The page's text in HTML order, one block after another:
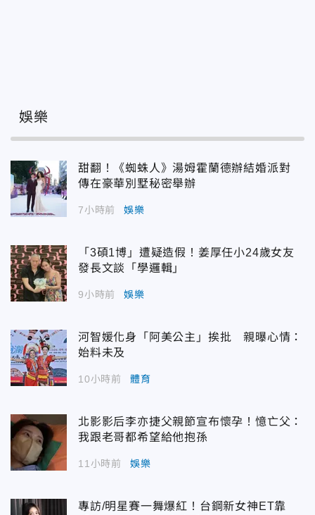
娛樂
甜翻！《蜘蛛人》湯姆霍蘭德辦結婚派對
傳在豪華別墅秘密舉辦
7小時前 娛樂
「3碩1博」遭疑造假！姜厚任小24歲女友
發長文談「學邏輯」
9小時前 娛樂
河智媛化身「阿美公主」挨批 親曝心情：
始料未及
10小時前 體育
北影影后李亦捷父親節宣布懷孕！憶亡父：
我跟老哥都希望給他抱孫
11小時前 娛樂
專訪/明星賽一舞爆紅！台鋼新女神ET靠